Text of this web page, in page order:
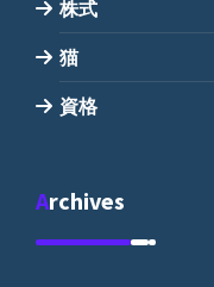
株式
猫
資格
Archives